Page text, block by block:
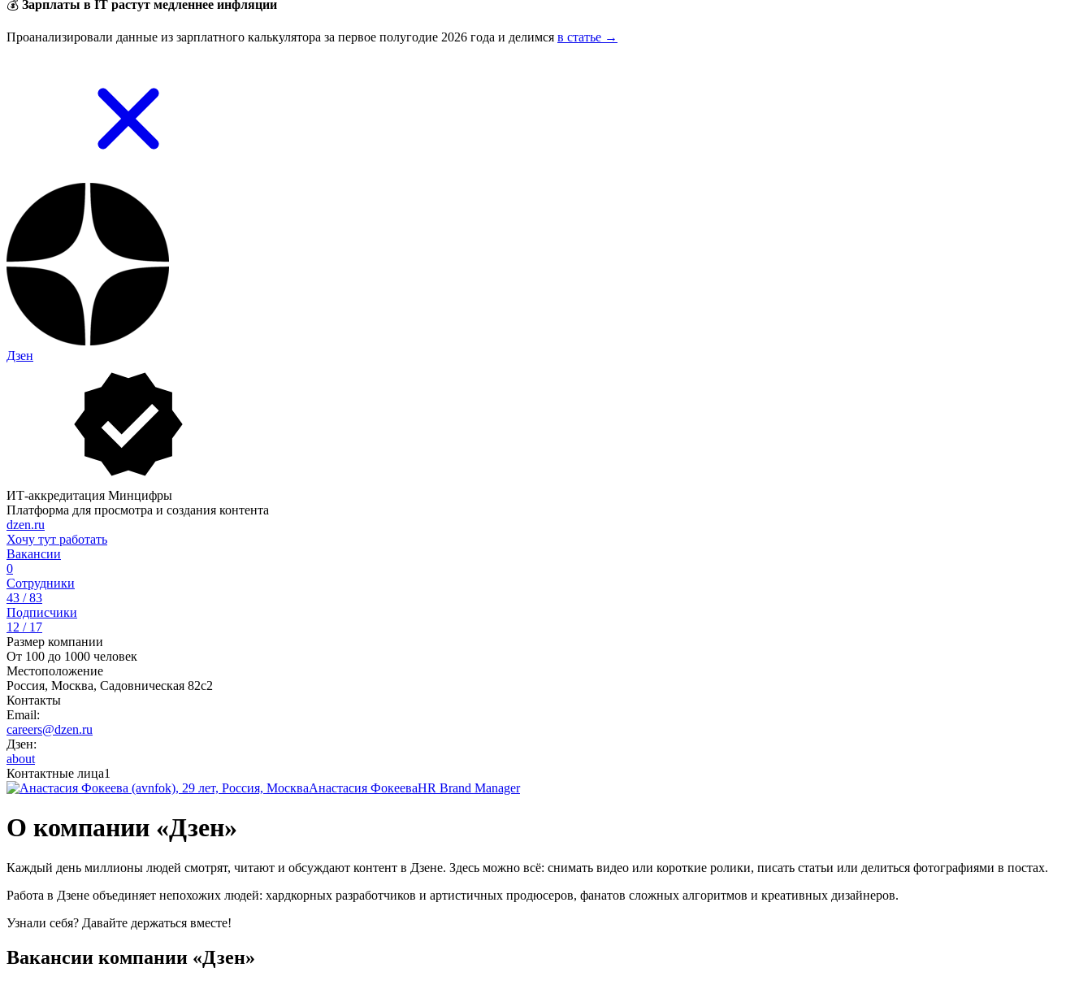
💰 Зарплаты в IT растут медленнее инфляции
Проанализировали данные из зарплатного калькулятора за первое полугодие 2026 года и делимся в статье →
Дзен
ИТ-аккредитация Минцифры
Платформа для просмотра и создания контента
dzen.ru
Хочу тут работать
Вакансии
0
Сотрудники
43 / 83
Подписчики
12 / 17
Размер компании
От 100 до 1000 человек
Местоположение
Россия, Москва, Садовническая 82с2
Контакты
Email:
careers@dzen.ru
Дзен:
about
Контактные лица1
Анастасия ФокееваHR Brand Manager
О компании «Дзен»
Каждый день миллионы людей смотрят, читают и обсуждают контент в Дзене. Здесь можно всё: снимать видео или короткие ролики, писать статьи или делиться фотографиями в постах.
Работа в Дзене объединяет непохожих людей: хардкорных разработчиков и артистичных продюсеров, фанатов сложных алгоритмов и креативных дизайнеров.
Узнали себя? Давайте держаться вместе!
Вакансии компании «Дзен»